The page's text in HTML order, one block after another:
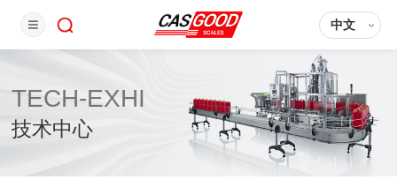
中文
TECH-EXHI
技术中心